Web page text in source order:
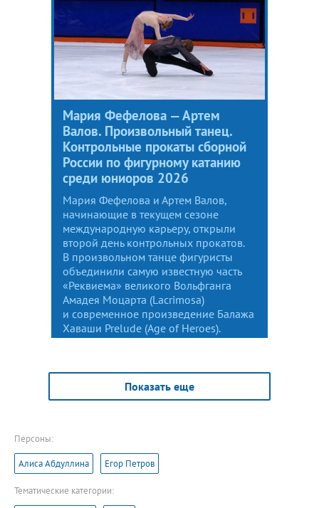
Мария Фефелова — Артем
Валов. Произвольный танец.
Контрольные прокаты сборной
России по фигурному катанию
среди юниоров 2026
Мария Фефелова и Артем Валов,
начинающие в текущем сезоне
международную карьеру, открыли
второй день контрольных прокатов.
В произвольном танце фигуристы
объединили самую известную часть
«Реквиема» великого Вольфганга
Амадея Моцарта (Lacrimosa)
и современное произведение Балажа
Хаваши Prelude (Age of Heroes).
Показать еще
Персоны:
Алиса Абдуллина Егор Петров
Тематические категории: